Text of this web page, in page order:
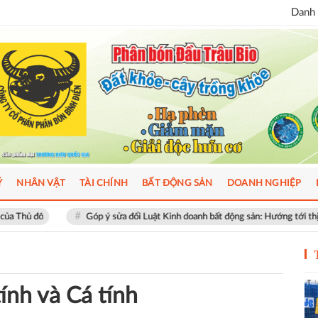
Góp ý sửa đổi Luật Kinh doanh bất động sản: Hướng tới thị trường
NHÂN VẬT TÀI CHÍNH BẤT ĐỘNG SẢN DOANH NGHIỆP
và Cá tính